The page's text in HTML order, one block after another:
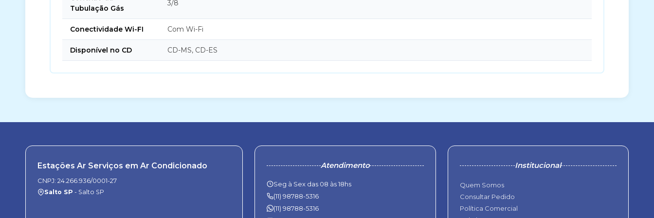
Tubulação Gás
3/8
Conectividade Wi-FI Com Wi-Fi
Disponível no CD CD-MS, CD-ES
Estações Ar Serviços em Ar Condicionado
CNPJ: 24.266.936/0001-27
Salto SP - Salto SP
Atendimento
Seg à Sex das 08 às 18hs
(11) 98788-5316
(11) 98788-5316
Institucional
Quem Somos
Consultar Pedido
Política Comercial